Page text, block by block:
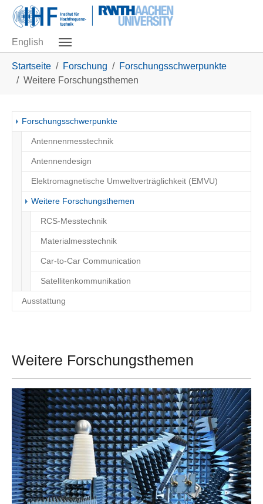
Skip to main navigation
Zum Hauptinhalt springen
Skip to page footer
English
Startseite Forschung
Forschungsschwerpunkte
Weitere Forschungsthemen
Forschungsschwerpunkte
Antennenmesstechnik
Antennendesign
Elektromagnetische Umweltverträglichkeit (EMVU)
Weitere Forschungsthemen
RCS-Messtechnik
Materialmesstechnik
Car-to-Car Communication
Satelliten­kommunikation
Ausstattung
Weitere Forschungsthemen